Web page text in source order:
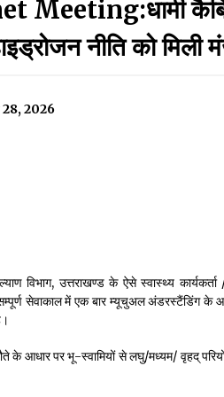
अब्दुल कलाम के नाम पर रखने की घोषणा
18, 2023
नीति को मिली
2026
विभाग, उत्तराखण्ड के ऐसे स्वास्थ्य
सेवाकाल में एक बार म्यूचुअल अंडरस्टैंडिंग के
आधार पर भू-स्वामियों से लघु/मध्यम/ वृहद्